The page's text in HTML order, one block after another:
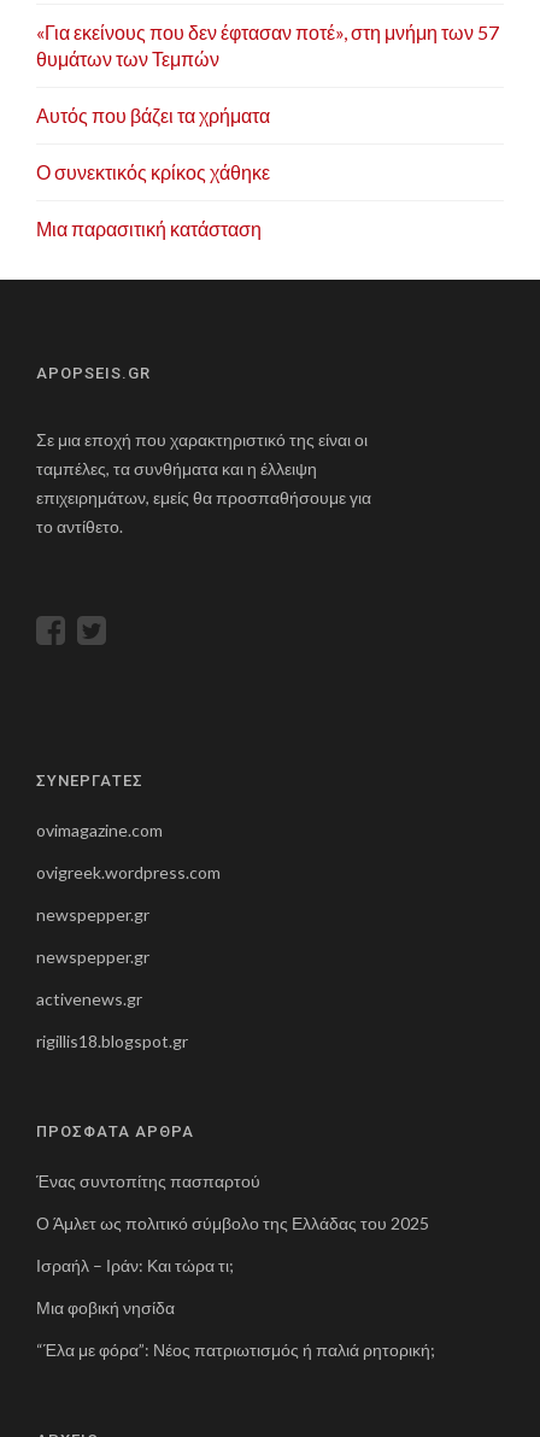
«Για εκείνους που δεν έφτασαν ποτέ», στη μνήμη των 57
θυμάτων των Τεμπών
Αυτός που βάζει τα χρήματα
Ο συνεκτικός κρίκος χάθηκε
Μια παρασιτική κατάσταση
APOPSEIS.GR
Σε μια εποχή που χαρακτηριστικό της είναι οι
ταμπέλες, τα συνθήματα και η έλλειψη
επιχειρημάτων, εμείς θα προσπαθήσουμε για
το αντίθετο.
ΣΥΝΕΡΓΑΤΕΣ
ovimagazine.com
ovigreek.wordpress.com
newspepper.gr
newspepper.gr
activenews.gr
rigillis18.blogspot.gr
ΠΡΟΣΦΑΤΑ ΑΡΘΡΑ
Ένας συντοπίτης πασπαρτού
Ο Άμλετ ως πολιτικό σύμβολο της Ελλάδας του 2025
Ισραήλ – Ιράν: Και τώρα τι;
Μια φοβική νησίδα
“Έλα με φόρα”: Νέος πατριωτισμός ή παλιά ρητορική;